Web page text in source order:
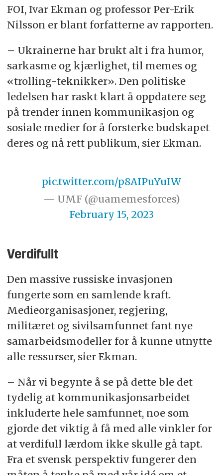
FOI, Ivar Ekman og professor Per-Erik
Nilsson er blant forfatterne av rapporten.
– Ukrainerne har brukt alt i fra humor,
sarkasme og kjærlighet, til memes og
«trolling-teknikker». Den politiske
ledelsen har raskt klart å oppdatere seg
på trender innen kommunikasjon og
sosiale medier for å forsterke budskapet
deres og nå rett publikum, sier Ekman.
pic.twitter.com/p8AIPuYuIW
— UMF (@uamemesforces)
February 15, 2023
Verdifullt
Den massive russiske invasjonen
fungerte som en samlende kraft.
Medieorganisasjoner, regjering,
militæret og sivilsamfunnet fant nye
samarbeidsmodeller for å kunne utnytte
alle ressurser, sier Ekman.
– Når vi begynte å se på dette ble det
tydelig at kommunikasjonsarbeidet
inkluderte hele samfunnet, noe som
gjorde det viktig å få med alle vinkler for
at verdifull lærdom ikke skulle gå tapt.
Fra et svensk perspektiv fungerer den